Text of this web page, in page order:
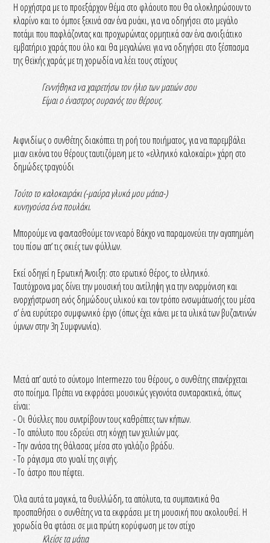
Η ορχήστρα με το προεξάρχον θέμα στο φλάουτο που θα ολοκληρώσουν το
κλαρίνο και το όμποε ξεκινά σαν ένα ρυάκι, για να οδηγήσει στο μεγάλο
ποτάμι που παφλάζοντας και προχωρώντας ορμητικά σαν ένα ανοιξιάτικο
εμβατήριο χαράς που όλο και θα μεγαλώνει για να οδηγήσει στο ξέσπασμα
της θεϊκής χαράς με τη χορωδία να λέει τους στίχους
Γεννήθηκα να χαιρετήσω τον ήλιο των ματιών σου
Είμαι ο έναστρος ουρανός του θέρους.
Αιφνιδίως ο συνθέτης διακόπτει τη ροή του ποιήματος, για να παρεμβάλει
μιαν εικόνα του θέρους ταυτιζόμενη με το «ελληνικό καλοκαίρι» χάρη στο
δημώδες τραγούδι
Τούτο το καλοκαιράκι (-μαύρα γλυκά μου μάτια-)
κυνηγούσα ένα πουλάκι.
Μπορούμε να φαντασθούμε τον νεαρό Βάκχο να παραμονεύει την αγαπημένη
του πίσω απ’ τις σκιές των φύλλων.
Εκεί οδηγεί η Ερωτική Άνοιξη: στο ερωτικό θέρος, το ελληνικό.
Ταυτόχρονα μας δίνει την μουσική του αντίληψη για την εναρμόνιση και
ενορχήστρωση ενός δημώδους υλικού και τον τρόπο ενσωμάτωσής του μέσα
σ’ ένα ευρύτερο συμφωνικό έργο (όπως έχει κάνει με τα υλικά των βυζαντινών
ύμνων στην 3η Συμφνωνία).
Μετά απ’ αυτό το σύντομο Intermezzo του θέρους, ο συνθέτης επανέρχεται
στο ποίημα. Πρέπει να εκφράσει μουσικώς γεγονότα συνταρακτικά, όπως
είναι:
- Οι θύελλες που συντρίβουν τους καθρέπτες των κήπων.
- Το απόλυτο που εδρεύει στη κόγχη των χειλιών μας.
- Την ανάσα της θάλασας μέσα στο γαλάζιο βράδυ.
- Το ράγισμα στο γυαλί της σιγής.
- Το άστρο που πέφτει.
Όλα αυτά τα μαγικά, τα θυελλώδη, τα απόλυτα, τα συμπαντικά θα
προσπαθήσει ο συνθέτης να τα εκφράσει με τη μουσική που ακολουθεί. Η
χορωδία θα φτάσει σε μια πρώτη κορύφωση με τον στίχο
Κλείσε τα μάτια